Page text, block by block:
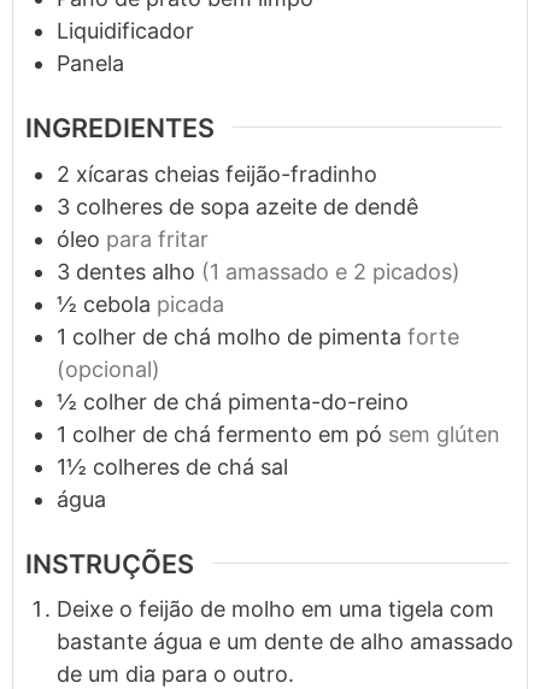
Liquidificador
Panela
INGREDIENTES
2 xícaras cheias feijão-fradinho
3 colheres de sopa azeite de dendê
óleo para fritar
3 dentes alho (1 amassado e 2 picados)
½ cebola picada
1 colher de chá molho de pimenta forte
(opcional)
½ colher de chá pimenta-do-reino
1 colher de chá fermento em pó sem glúten
1½ colheres de chá sal
água
INSTRUÇÕES
Deixe o feijão de molho em uma tigela com
bastante água e um dente de alho amassado
de um dia para o outro.